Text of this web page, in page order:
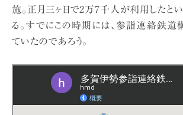
施。正月三ヶ日で2万7千人が利用したと
る。すでにこの時期には、参詣連絡鉄道
ていたのであろう。